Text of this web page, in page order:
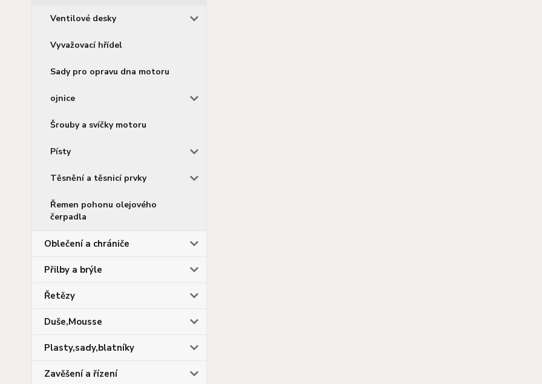
Ventilové desky
Vyvažovací hřídel
Sady pro opravu dna motoru
ojnice
Šrouby a svíčky motoru
Písty
Těsnění a těsnicí prvky
Řemen pohonu olejového
čerpadla
Oblečení a chrániče
Přilby a brýle
Řetězy
Duše,Mousse
Plasty,sady,blatníky
Zavěšení a řízení